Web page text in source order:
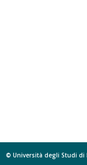
© Università degli Studi di